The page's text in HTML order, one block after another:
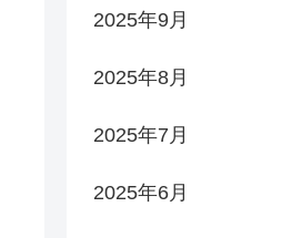
2025年9月
2025年8月
2025年7月
2025年6月